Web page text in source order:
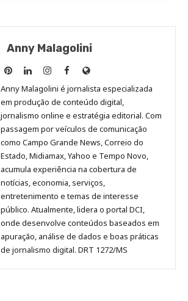
Anny Malagolini
Anny
Malagolini
no
Pinterest
Anny
Malagolini
no
LinkedIn
Anny
Malagolini
no
Instagram
Anny
Malagolini
no
Facebook
Site
de
Anny
Malagolini
Anny Malagolini é jornalista especializada
em produção de conteúdo digital,
jornalismo online e estratégia editorial. Com
passagem por veículos de comunicação
como Campo Grande News, Correio do
Estado, Midiamax, Yahoo e Tempo Novo,
acumula experiência na cobertura de
notícias, economia, serviços,
entretenimento e temas de interesse
público. Atualmente, lidera o portal DCI,
onde desenvolve conteúdos baseados em
apuração, análise de dados e boas práticas
de jornalismo digital. DRT 1272/MS